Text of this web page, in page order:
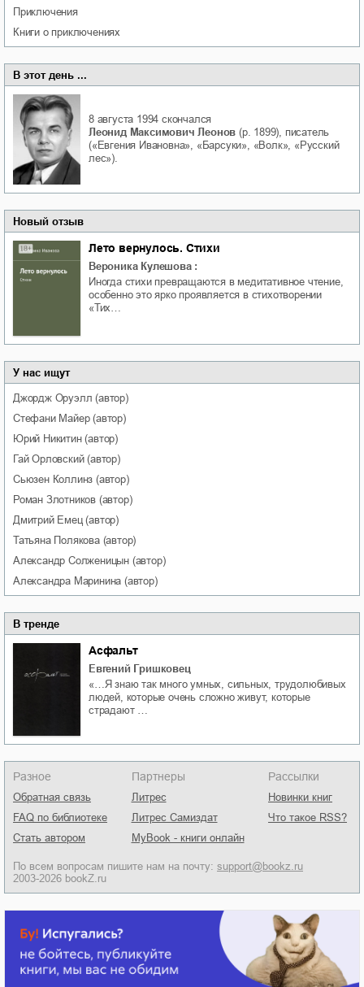
приключения
книги о приключениях
В этот день ...
8 августа 1994 скончался
Леонид Максимович Леонов (р. 1899), писатель
(«Евгения Ивановна», «Барсуки», «Волк», «Русский
лес»).
Новый отзыв
Лето вернулось. Стихи
Вероника Кулешова :
Иногда стихи превращаются в медитативное чтение,
особенно это ярко проявляется в стихотворении
«Тих…
У нас ищут
Джордж Оруэлл (автор)
Стефани Майер(автор)
Юрий Никитин(автор)
Гай Орловский(автор)
Сьюзен Коллинз (автор)
Роман Злотников (автор)
Дмитрий Емец(автор)
Татьяна Полякова(автор)
Александр Солженицын (автор)
Александра Маринина (автор)
В тренде
Асфальт
Евгений Гришковец
«…Я знаю так много умных, сильных, трудолюбивых
людей, которые очень сложно живут, которые
страдают …
Разное
Обратная связь
FAQ по библиотеке
Стать автором
Партнеры
Литрес
Литрес Самиздат
MyBook - книги онлайн
Рассылки
Новинки книг
Что такое RSS?
По всем вопросам пишите нам на почту: support@bookz.ru
2003-2026 bookZ.ru